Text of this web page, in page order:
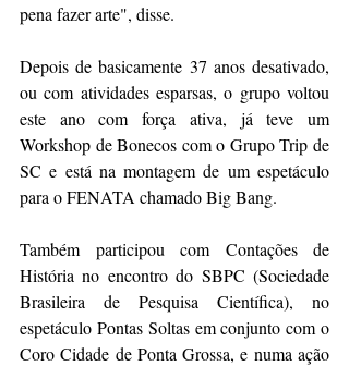
pena fazer arte", disse.
Depois de basicamente 37 anos desativado,
ou com atividades esparsas, o grupo voltou
este ano com força ativa, já teve um
Workshop de Bonecos com o Grupo Trip de
SC e está na montagem de um espetáculo
para o FENATA chamado Big Bang.
Também participou com Contações de
História no encontro do SBPC (Sociedade
Brasileira de Pesquisa Científica), no
espetáculo Pontas Soltas em conjunto com o
Coro Cidade de Ponta Grossa, e numa ação